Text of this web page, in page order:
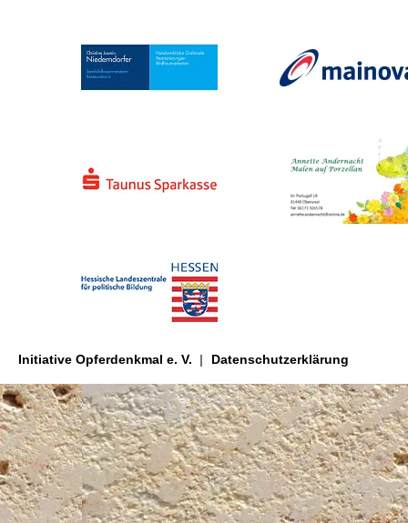
Initiative Opferdenkmal e. V. Datenschutzerklärung